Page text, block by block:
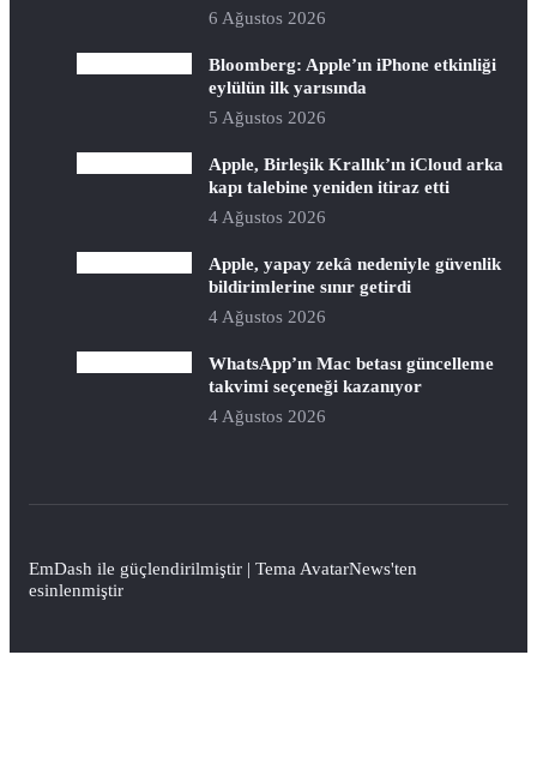
6 Ağustos 2026
Bloomberg: Apple’ın iPhone etkinliği
eylülün ilk yarısında
5 Ağustos 2026
Apple, Birleşik Krallık’ın iCloud arka
kapı talebine yeniden itiraz etti
4 Ağustos 2026
Apple, yapay zekâ nedeniyle güvenlik
bildirimlerine sınır getirdi
4 Ağustos 2026
WhatsApp’ın Mac betası güncelleme
takvimi seçeneği kazanıyor
4 Ağustos 2026
EmDash ile güçlendirilmiştir | Tema AvatarNews'ten
esinlenmiştir